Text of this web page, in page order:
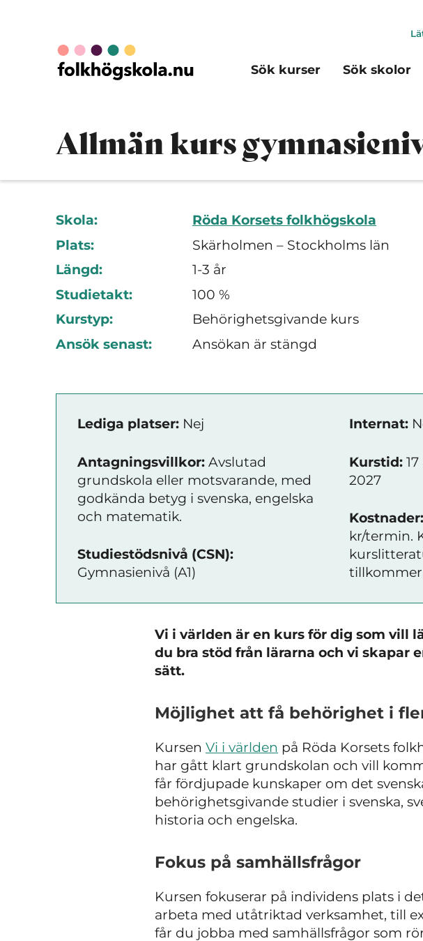
Sök kurser Sök skolor
Allmän kurs
Skola:
Röda Korsets folkhögskola
Plats:
Skärholmen – Stockholms län
Längd:
1-3 år
Studietakt:
100 %
Kurstyp:
Behörighetsgivande kurs
Ansök senast:
Ansökan är stängd
Lediga platser: Nej
Antagningsvillkor: Avslutad
grundskola eller motsvarande, med
godkända betyg i svenska, engelska
och matematik.
Studiestödsnivå (CSN):
Gymnasienivå (A1)
Internat:
Kurstid:
2027
Kostnader:
kr/termin.
Vi i världen är en kurs för dig som vill
du bra stöd från lärarna och vi skapar
sätt.
Möjlighet att få behörighet i
Kursen Vi i världen på Röda Korsets
har gått klart grundskolan och vill
får fördjupade kunskaper om det
behörighetsgivande studier i svenska,
historia och engelska.
Fokus på samhällsfrågor
Kursen fokuserar på individens plats i
arbeta med utåtriktad verksamhet, till
får du jobba med samhällsfrågor som